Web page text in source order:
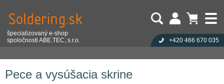
Pece a vysúšacia skrine
špecializovaný e-shop
spoločnosti ABE.TEC, s.r.o.
+420 466 670 035
Počet produktov:0
Cena celkom:0,00 EUR
Heslo:
Zabudli ste heslo?
Nová registrace